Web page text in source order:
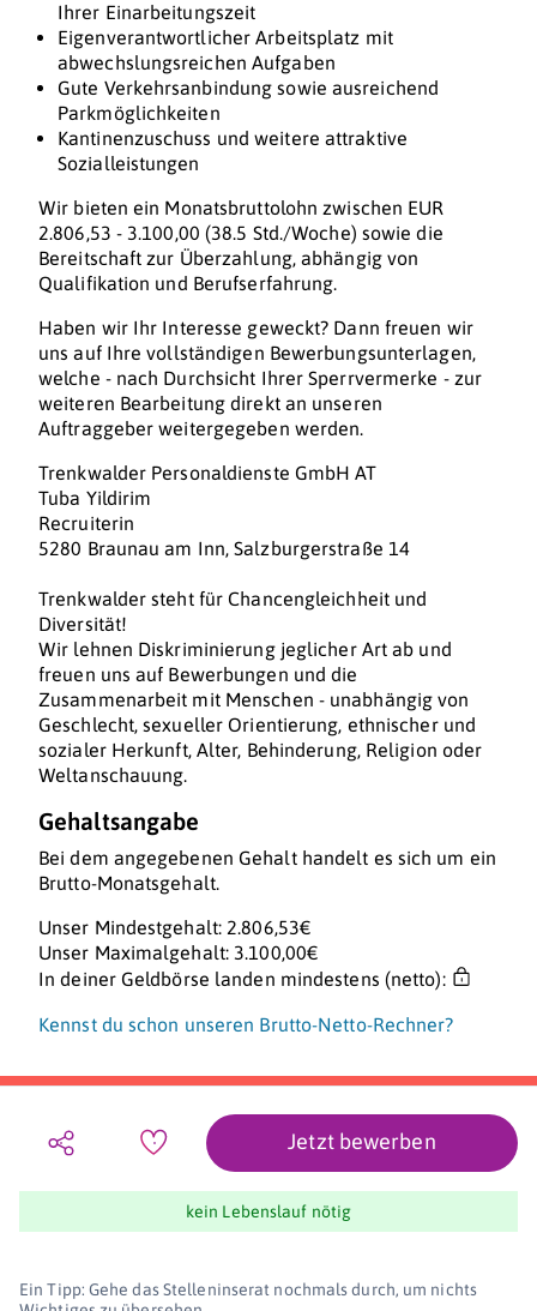
Ihrer Einarbeitungszeit
Eigenverantwortlicher Arbeitsplatz mit
abwechslungsreichen Aufgaben
Gute Verkehrsanbindung sowie ausreichend
Parkmöglichkeiten
Kantinenzuschuss und weitere attraktive
Sozialleistungen
Wir bieten ein Monatsbruttolohn zwischen EUR
2.806,53 - 3.100,00 (38.5 Std./Woche) sowie die
Bereitschaft zur Überzahlung, abhängig von
Qualifikation und Berufserfahrung.
Haben wir Ihr Interesse geweckt? Dann freuen wir
uns auf Ihre vollständigen Bewerbungsunterlagen,
welche - nach Durchsicht Ihrer Sperrvermerke - zur
weiteren Bearbeitung direkt an unseren
Auftraggeber weitergegeben werden.
Trenkwalder Personaldienste GmbH AT
Tuba Yildirim
Recruiterin
5280 Braunau am Inn, Salzburgerstraße 14
Trenkwalder steht für Chancengleichheit und
Diversität!
Wir lehnen Diskriminierung jeglicher Art ab und
freuen uns auf Bewerbungen und die
Zusammenarbeit mit Menschen - unabhängig von
Geschlecht, sexueller Orientierung, ethnischer und
sozialer Herkunft, Alter, Behinderung, Religion oder
Weltanschauung.
Gehaltsangabe
Bei dem angegebenen Gehalt handelt es sich um ein
Brutto-Monatsgehalt.
Unser Mindestgehalt: 2.806,53€
Unser Maximalgehalt: 3.100,00€
In deiner Geldbörse landen mindestens (netto):
Kennst du schon unseren Brutto-Netto-Rechner?
Jetzt bewerben
kein Lebenslauf nötig
Ein Tipp: Gehe das Stelleninserat nochmals durch, um nichts